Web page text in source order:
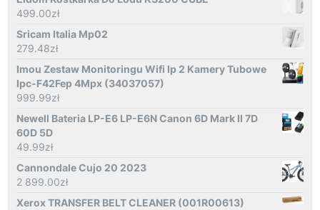
499.00zł
Sricam Italia Mp02
279.48zł
Imou Zestaw Monitoringu Wifi Ip 2 Kamery Tubowe
Ipc-F42Fep 4Mpx (34037057)
999.99zł
Newell Bateria LP-E6 LP-E6N Canon 6D Mark II 7D
60D 5D
49.99zł
Cannondale Cujo 20 2023
2 899.00zł
Xerox TRANSFER BELT CLEANER (001R00613)